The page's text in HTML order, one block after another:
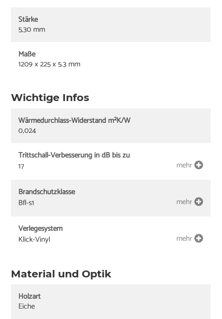
Stärke
5,30 mm
Maße
1209 x 225 x 5.3 mm
Wichtige Infos
Wärmedurchlass-Widerstand m²K/W
0,024
Trittschall-Verbesserung in dB bis zu
17
mehr
Brandschutzklasse
Bfl-s1
mehr
Verlegesystem
Klick-Vinyl
mehr
Material und Optik
Holzart
Eiche